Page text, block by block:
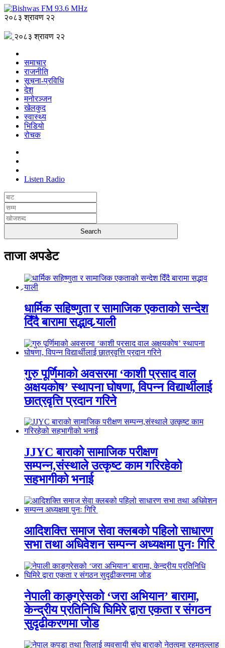
२०८३ श्रावण २२
२०८३ श्रावण २२
समाचार
राजनीति
सूचना-प्रविधि
देश
मनोरञ्जन
खेलकुद
स्वास्थ्य
भिडियो
रोचक
Listen Radio
ताजा अपडेट
धार्मिक सहिष्णुता र सामाजिक एकताको सन्देश
दिँदै बारामा सद्भाव र्‍याली
गुरु पूर्णिमाको अवसरमा ‘काशी प्रसाद वाल
अक्षयकोष’ स्थापना घोषणा, विपन्न विद्यार्थीलाई
छात्रवृत्ति प्रदान गरिने
JJYC बाराको सामाजिक परीक्षण
सम्पन्न,संस्थाले उत्कृष्ट काम गरिरहेको
सहभागीको भनाई
आदिशक्ति समाज सेवा क्लबको पहिलो साधारण
सभा तथा अधिवेशन सम्पन्न अध्यक्षमा पुनः गिरि
नेपाली काङ्ग्रेसको ‘जरा अभियान’ बारामा,
केन्द्रीय प्रतिनिधि घिमिरे द्वारा एकता र संगठन
सुदृढीकरणमा जोड